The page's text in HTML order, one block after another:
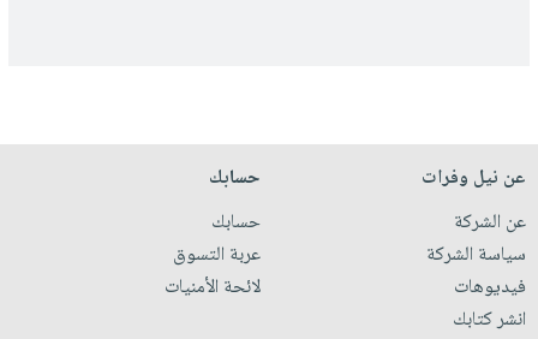
عن نيل وفرات
عن الشركة
سياسة الشركة
فيديوهات
انشر كتابك
حسابك
حسابك
عربة التسوق
لائحة الأمنيات